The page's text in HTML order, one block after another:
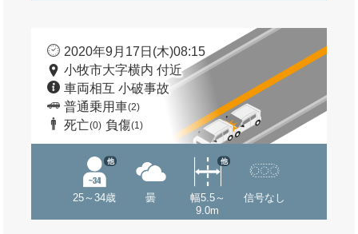
2020年9月17日(木)08:15
小牧市大字横内 付近
車両相互 小破事故
普通乗用車(2)
死亡(0) 負傷(1)
25～34歳
他
曇
幅5.5～
9.0m
他
信号なし